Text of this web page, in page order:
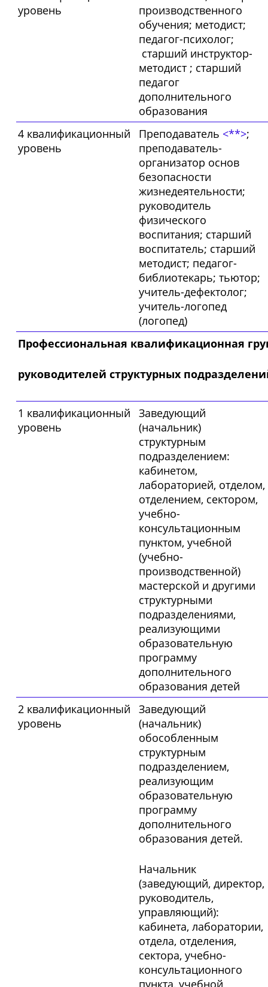
уровень
производственного
обучения; методист;
педагог-психолог;
старший инструктор-
методист ; старший
педагог
дополнительного
образования
4 квалификационный
уровень
Преподаватель <**>;
преподаватель-
организатор основ
безопасности
жизнедеятельности;
руководитель
физического
воспитания; старший
воспитатель; старший
методист; педагог-
библиотекарь; тьютор;
учитель-дефектолог;
учитель-логопед
(логопед)
Профессиональная квалификационная
руководителей структурных
1 квалификационный
уровень
Заведующий
(начальник)
структурным
подразделением:
кабинетом,
лабораторией, отделом,
отделением, сектором,
учебно-
консультационным
пунктом, учебной
(учебно-
производственной)
мастерской и другими
структурными
подразделениями,
реализующими
образовательную
программу
дополнительного
образования детей
2 квалификационный
уровень
Заведующий
(начальник)
обособленным
структурным
подразделением,
реализующим
образовательную
программу
дополнительного
образования детей.
Начальник
(заведующий, директор,
руководитель,
управляющий):
кабинета, лаборатории,
отдела, отделения,
сектора, учебно-
консультационного